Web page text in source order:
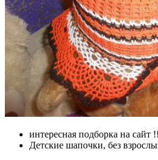
интересная подборка на сайт
Детские шапочки, без